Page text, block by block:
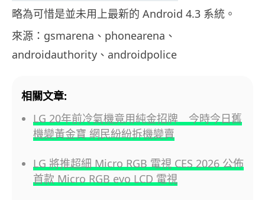
略為可惜是並未用上最新的 Android 4.3 系統。
來源：gsmarena、phonearena、
androidauthority、androidpolice
相關文章:
LG 20年前冷氣機竟用純金招牌 今時今日舊
機變黃金寶 網民紛紛拆機變賣
LG 將推超細 Micro RGB 電視 CES 2026 公佈
首款 Micro RGB evo LCD 電視